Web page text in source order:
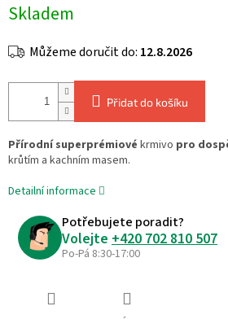
cena:
Skladem
Můžeme doručit do: 12.8.2026
Přidat do košíku
Přírodní superprémiové krmivo pro
krůtím a kachním masem.
Detailní informace
Potřebujete poradit?
Volejte +420 702 810 507
Po-Pá 8:30-17:00